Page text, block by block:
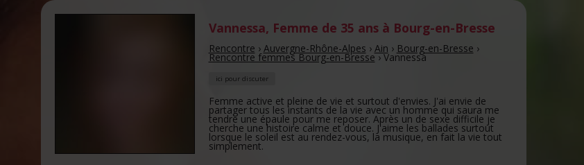
Vannessa, Femme de 35 ansà Bourg-en-Bresse
Rencontre › Auvergne-Rhône-Alpes › Ain › Bourg-en-Bresse ›
Rencontre femmes Bourg-en-Bresse›Vannessa
ici pour discuter
Femme active et pleine de vie et surtout d'envies. J'ai envie de
partager tous les instants de la vie avec un homme qui saura me
tendre une épaule pour me reposer. Après un de sexe difficile je
cherche une histoire calme et douce. J'aime les ballades surtout
lorsque le soleil est au rendez-vous, la musique, en fait la vie tout
simplement.